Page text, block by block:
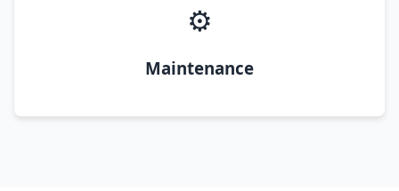
⚙️
Maintenance